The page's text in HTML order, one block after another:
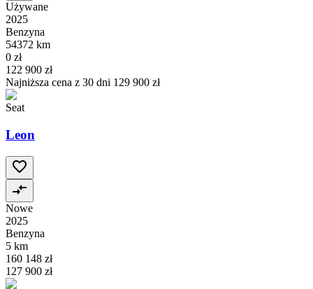
Używane
2025
Benzyna
54372 km
0 zł
122 900 zł
Najniższa cena z 30 dni 129 900 zł
Seat
Leon
Nowe
2025
Benzyna
5 km
160 148 zł
127 900 zł